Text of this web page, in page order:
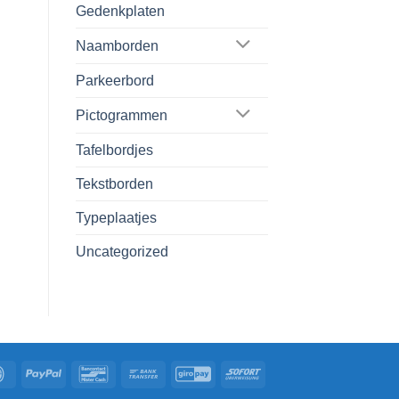
Gedenkplaten
Naamborden
Parkeerbord
Pictogrammen
Tafelbordjes
Tekstborden
Typeplaatjes
Uncategorized
IDeal PayPal BancontactBank
GiroPay Sofort